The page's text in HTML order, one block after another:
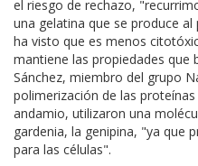
el riesgo de rechazo,
una gelatina que se produce
ha visto que es menos
mantiene las propiedades que
Sánchez, miembro del grupo
polimerización de las
andamio, utilizaron una
gardenia, la genipina, "ya que
para las células".